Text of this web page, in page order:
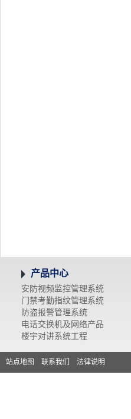
产品中心
安防视频监控管理系统
门禁考勤指纹管理系统
防盗报警管理系统
电话交换机及网络产品
楼宇对讲系统工程
站点地图 联系我们 法律说明